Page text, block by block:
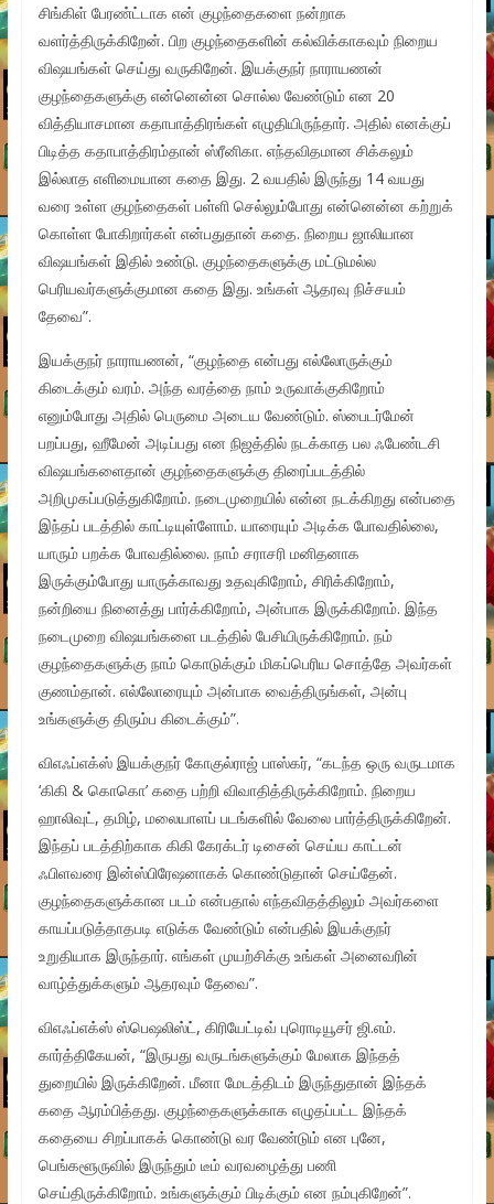
சிங்கிள் பேரண்ட்டாக என் குழந்தைகளை நன்றாக
வளர்த்திருக்கிறேன். பிற குழந்தைகளின் கல்விக்காகவும் நிறைய
விஷயங்கள் செய்து வருகிறேன். இயக்குநர் நாராயணன்
குழந்தைகளுக்கு என்னென்ன சொல்ல வேண்டும் என 20
வித்தியாசமான கதாபாத்திரங்கள் எழுதியிருந்தார். அதில் எனக்குப்
பிடித்த கதாபாத்திரம்தான் ஸ்ரீனிகா. எந்தவிதமான சிக்கலும்
இல்லாத எளிமையான கதை இது. 2 வயதில் இருந்து 14 வயது
வரை உள்ள குழந்தைகள் பள்ளி செல்லும்போது என்னென்ன கற்றுக்
கொள்ள போகிறார்கள் என்பதுதான் கதை. நிறைய ஜாலியான
விஷயங்கள் இதில் உண்டு. குழந்தைகளுக்கு மட்டுமல்ல
பெரியவர்களுக்குமான கதை இது. உங்கள் ஆதரவு நிச்சயம்
தேவை”.
இயக்குநர் நாராயணன், “குழந்தை என்பது எல்லோருக்கும்
கிடைக்கும் வரம். அந்த வரத்தை நாம் உருவாக்குகிறோம்
எனும்போது அதில் பெருமை அடைய வேண்டும். ஸ்பைடர்மேன்
பறப்பது, ஹீமேன் அடிப்பது என நிஜத்தில் நடக்காத பல ஃபேண்டசி
விஷயங்களைதான் குழந்தைகளுக்கு திரைப்படத்தில்
அறிமுகப்படுத்துகிறோம். நடைமுறையில் என்ன நடக்கிறது என்பதை
இந்தப் படத்தில் காட்டியுள்ளோம். யாரையும் அடிக்க போவதில்லை,
யாரும் பறக்க போவதில்லை. நாம் சராசரி மனிதனாக
இருக்கும்போது யாருக்காவது உதவுகிறோம், சிரிக்கிறோம்,
நன்றியை நினைத்து பார்க்கிறோம், அன்பாக இருக்கிறோம். இந்த
நடைமுறை விஷயங்களை படத்தில் பேசியிருக்கிறோம். நம்
குழந்தைகளுக்கு நாம் கொடுக்கும் மிகப்பெரிய சொத்தே அவர்கள்
குணம்தான். எல்லோரையும் அன்பாக வைத்திருங்கள், அன்பு
உங்களுக்கு திரும்ப கிடைக்கும்”.
விஎஃப்எக்ஸ் இயக்குநர் கோகுல்ராஜ் பாஸ்கர், “கடந்த ஒரு வருடமாக
‘கிகி & கொகொ’ கதை பற்றி விவாதித்திருக்கிறோம். நிறைய
ஹாலிவுட், தமிழ், மலையாளப் படங்களில் வேலை பார்த்திருக்கிறேன்.
இந்தப் படத்திற்காக கிகி கேரக்டர் டிசைன் செய்ய காட்டன்
ஃபிளவரை இன்ஸ்பிரேஷனாகக் கொண்டுதான் செய்தேன்.
குழந்தைகளுக்கான படம் என்பதால் எந்தவிதத்திலும் அவர்களை
காயப்படுத்தாதபடி எடுக்க வேண்டும் என்பதில் இயக்குநர்
உறுதியாக இருந்தார். எங்கள் முயற்சிக்கு உங்கள் அனைவரின்
வாழ்த்துக்களும் ஆதரவும் தேவை”.
விஎஃப்எக்ஸ் ஸ்பெஷலிஸ்ட், கிரியேட்டிவ் புரொடியூசர் ஜி.எம்.
கார்த்திகேயன், “இருபது வருடங்களுக்கும் மேலாக இந்தத்
துறையில் இருக்கிறேன். மீனா மேடத்திடம் இருந்துதான் இந்தக்
கதை ஆரம்பித்தது. குழந்தைகளுக்காக எழுதப்பட்ட இந்தக்
கதையை சிறப்பாகக் கொண்டு வர வேண்டும் என புனே,
பெங்களூருவில் இருந்தும் டீம் வரவழைத்து பணி
செய்திருக்கிறோம். உங்களுக்கும் பிடிக்கும் என நம்புகிறேன்”.